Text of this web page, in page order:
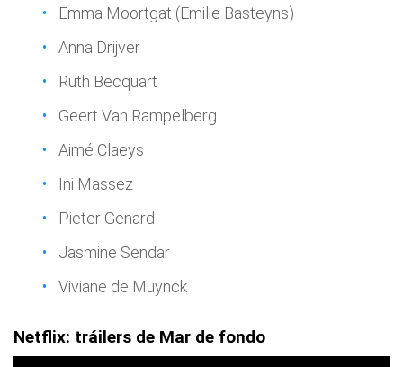
Emma Moortgat (Emilie Basteyns)
Anna Drijver
Ruth Becquart
Geert Van Rampelberg
Aimé Claeys
Ini Massez
Pieter Genard
Jasmine Sendar
Viviane de Muynck
Netflix: tráilers de Mar de fondo